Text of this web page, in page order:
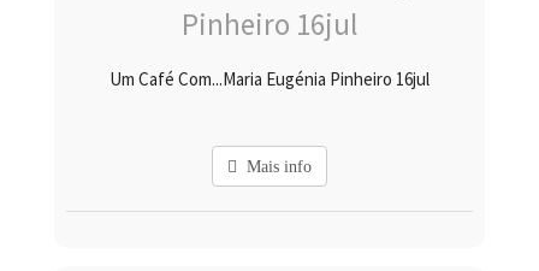
Um Café Com...Maria Eugénia Pinheiro 16jul
Mais info